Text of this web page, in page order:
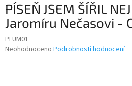
PÍSEŇ JSEM ŠÍŘIL
Jaromíru Nečasovi -
PLUM01
Průměrné
Neohodnoceno Podrobnosti hodnocení